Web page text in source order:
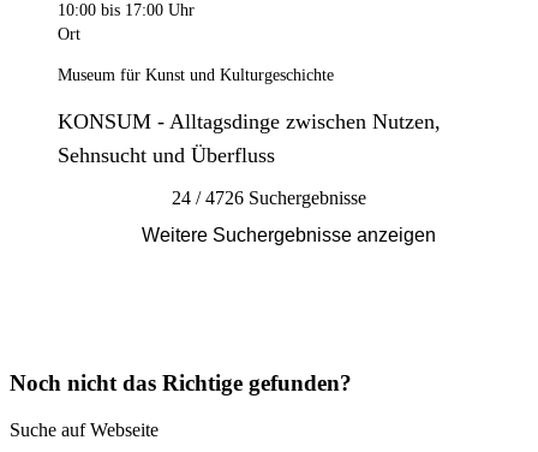
10:00 bis 17:00 Uhr
Ort
Museum für Kunst und Kulturgeschichte
KONSUM - Alltagsdinge zwischen Nutzen,
Sehnsucht und Überfluss
24 / 4726 Suchergebnisse
Weitere Suchergebnisse anzeigen
Noch nicht das Richtige gefunden?
Suche auf Webseite